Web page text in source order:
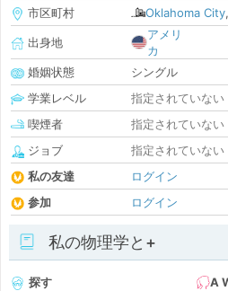
市区町村
Oklahoma City,
出身地
アメリ
カ
婚姻状態
シングル
学業レベル
指定されていない
喫煙者
指定されていない
ジョブ
指定されていない
私の友達
ログイン
参加
ログイン
私の物理学と+
探す
A